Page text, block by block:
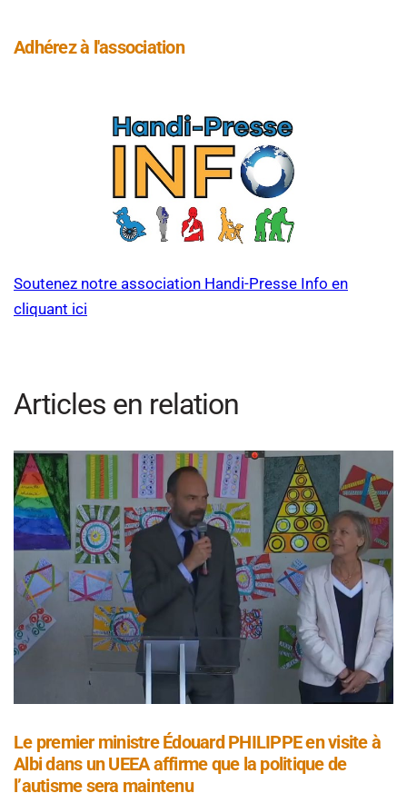
Adhérez à l'association
Soutenez notre association Handi-Presse Info en
cliquant ici
Articles en relation
Le premier ministre Édouard PHILIPPE en visite à
Albi dans un UEEA affirme que la politique de
l’autisme sera maintenu